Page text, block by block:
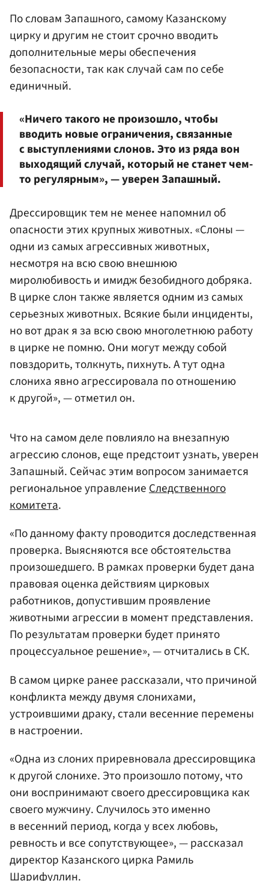
По словам Запашного, самому Казанскому
цирку и другим не стоит срочно вводить
дополнительные меры обеспечения
безопасности, так как случай сам по себе
единичный.
«Ничего такого не произошло, чтобы
вводить новые ограничения, связанные
с выступлениями слонов. Это из ряда вон
выходящий случай, который не станет чем-
то регулярным», — уверен Запашный.
Дрессировщик тем не менее напомнил об
опасности этих крупных животных. «Слоны —
одни из самых агрессивных животных,
несмотря на всю свою внешнюю
миролюбивость и имидж безобидного добряка.
В цирке слон также является одним из самых
серьезных животных. Всякие были инциденты,
но вот драк я за всю свою многолетнюю работу
в цирке не помню. Они могут между собой
повздорить, толкнуть, пихнуть. А тут одна
слониха явно агрессировала по отношению
к другой», — отметил он.
Что на самом деле повлияло на внезапную
агрессию слонов, еще предстоит узнать, уверен
Запашный. Сейчас этим вопросом занимается
региональное управлениеСледственного
комитета.
«По данному факту проводится доследственная
проверка. Выясняются все обстоятельства
произошедшего. В рамках проверки будет дана
правовая оценка действиям цирковых
работников, допустившим проявление
животными агрессии в момент представления.
По результатам проверки будет принято
процессуальное решение», — отчитались в СК.
В самом цирке ранее рассказали, что причиной
конфликта между двумя слонихами,
устроившими драку, стали весенние перемены
в настроении.
«Одна из слоних приревновала дрессировщика
к другой слонихе. Это произошло потому, что
они воспринимают своего дрессировщика как
своего мужчину. Случилось это именно
в весенний период, когда у всех любовь,
ревность и все сопутствующее», — рассказал
директор Казанского цирка Рамиль
Шарифуллин.